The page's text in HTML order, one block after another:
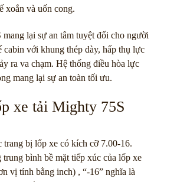
xoắn và uốn cong.
lại sự an tâm tuyệt đối cho người
cabin với khung thép dày, hấp thụ lực
ra va chạm. Hệ thống điều hòa lực
mang lại sự an toàn tối ưu.
xe tải Mighty 75S
bị lốp xe có kích cỡ 7.00-16.
trung bình bề mặt tiếp xúc của lốp xe
vị tính bằng inch) , “-16” nghĩa là